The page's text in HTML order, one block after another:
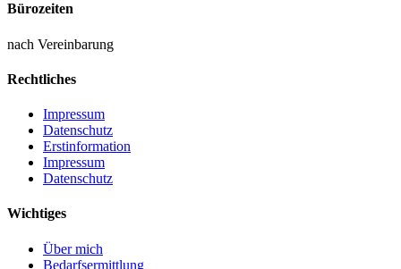
Bürozeiten
nach Vereinbarung
Rechtliches
Impressum
Datenschutz
Erstinformation
Impressum
Datenschutz
Wichtiges
Über mich
Bedarfsermittlung